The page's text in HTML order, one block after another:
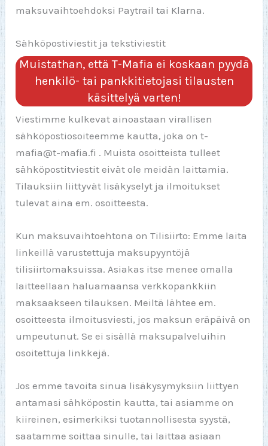
maksuvaihtoehdoksi Paytrail tai Klarna.
Sähköpostiviestit ja tekstiviestit
Muistathan, että T-Mafia ei koskaan pyydä
henkilö- tai pankkitietojasi tilausten
käsittelyä varten!
Viestimme kulkevat ainoastaan virallisen
sähköpostiosoiteemme kautta, joka on t-
mafia@t-mafia.fi . Muista osoitteista tulleet
sähköpostitviestit eivät ole meidän laittamia.
Tilauksiin liittyvät lisäkyselyt ja ilmoitukset
tulevat aina em. osoitteesta.
Kun maksuvaihtoehtona on Tilisiirto: Emme laita
linkeillä varustettuja maksupyyntöjä
tilisiirtomaksuissa. Asiakas itse menee omalla
laitteellaan haluamaansa verkkopankkiin
maksaakseen tilauksen. Meiltä lähtee em.
osoitteesta ilmoitusviesti, jos maksun eräpäivä on
umpeutunut. Se ei sisällä maksupalveluihin
osoitettuja linkkejä.
Jos emme tavoita sinua lisäkysymyksiin liittyen
antamasi sähköpostin kautta, tai asiamme on
kiireinen, esimerkiksi tuotannollisesta syystä,
saatamme soittaa sinulle, tai laittaa asiaan